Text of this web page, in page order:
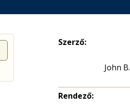
Szerző:
John
Rendező: